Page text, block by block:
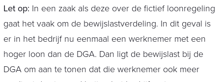
Let op: In een zaak als deze over de fictief loonregeling
gaat het vaak om de bewijslastverdeling. In dit geval is
er in het bedrijf nu eenmaal een werknemer met een
hoger loon dan de DGA. Dan ligt de bewijslast bij de
DGA om aan te tonen dat die werknemer ook meer